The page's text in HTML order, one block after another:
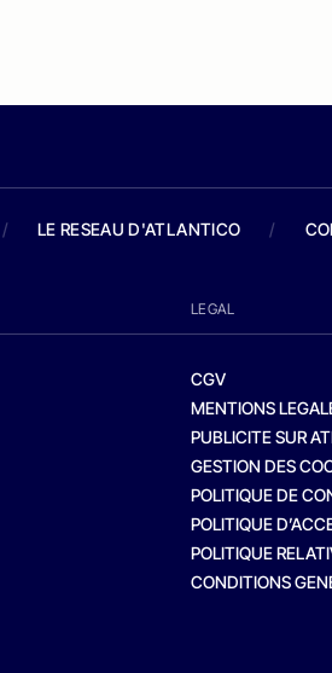
/ LE RESEAU D'ATLANTICO /
LEGAL
CGV
MENTIONS
PUBLICITE SUR
GESTION DES
POLITIQUE DE
POLITIQUE
POLITIQUE
CONDITIONS